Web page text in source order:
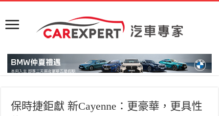
保時捷鉅獻 新Cayenne：更豪華，更具性